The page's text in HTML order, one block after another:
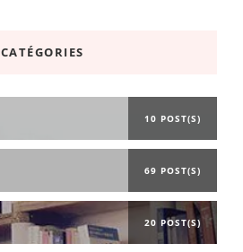
CATÉGORIES
10 POST(S)
69 POST(S)
20 POST(S)